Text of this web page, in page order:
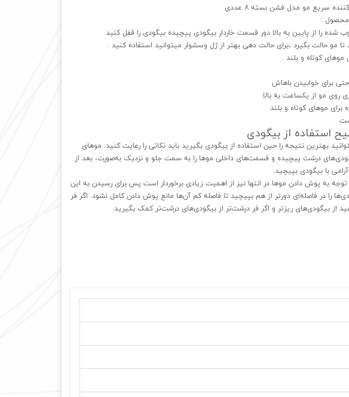
سریع مو مدل فشن بسته ۸ عددی
محصول :
شده را از پایین به بالا دور قسمت خاردار بیگودی پیچیده بیگودی را قفل کنید
تا مو حالت بگیرد ،برای حالت دهی بهتر از ژل وسشوار میتوانید استفاده کنید .
کوتاه و بلند .
برای خوابیدن باهاش
روی مو از یکساعت به بالا
برای موهای کوتاه و بلند
استفاده از بیگودی
بهترین نتیجه را حین استفاده از بیگودی بگیرید باید نکاتی را رعایت کنید. موهای
درشت پیچیده و قسمت‌های داخلی موها را به سمت جلو و نزدیک به‌صورت، بعد از
با بیگودی بپیچید.
توجه به پوش دادن موها در انتها نیز از اهمیت زیادی برخوردار است پس برای رسیدن به این
را در فاصله‌ای دورتر از هم بپیچید تا فاصله کم آن‌ها مانع پوش دادن کامل نشود. اگر فر
از بیگودی‌های ریزتر و اگر فر درشت‌تر از بیگودی‌های درشت‌تر کمک بگیرید.